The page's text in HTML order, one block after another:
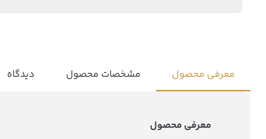
معرفی محصول مشخصات محصول دیدگاه
معرفی محصول